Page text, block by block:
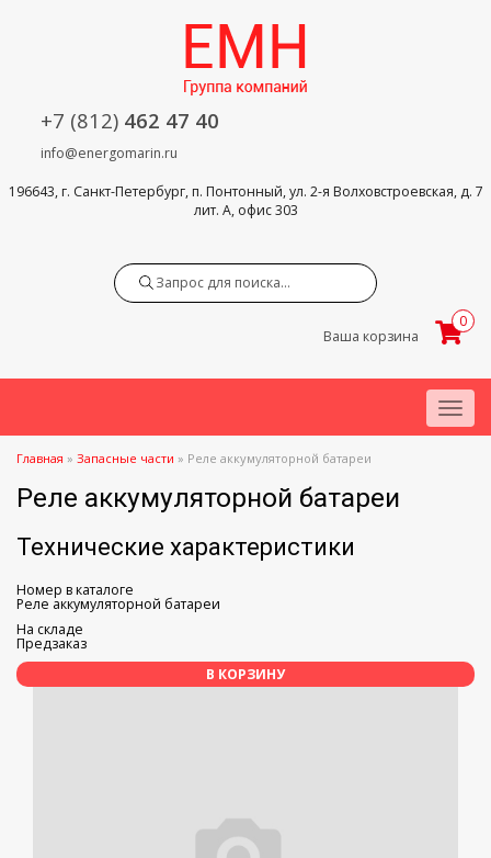
+7 (812) 462 47 40
info@energomarin.ru
196643, г. Санкт-Петербург, п. Понтонный, ул. 2-я Волховстроевская, д. 7
лит. А, офис 303
Ваша корзина
0
Menu
Главная » Запасные части » Реле аккумуляторной батареи
Реле аккумуляторной батареи
Технические характеристики
Номер в каталоге
Реле аккумуляторной батареи
На складе
Предзаказ
В КОРЗИНУ